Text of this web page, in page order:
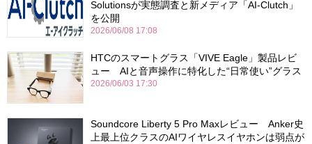
Solutionsが実態調査と新メディア「AI-Clutch」
を公開
2026/06/08 17:08
HTCのスマートグラス「VIVE Eagle」製品レビ
ュー AIと音声操作に特化した“日常使い”グラス
2026/06/03 17:30
Soundcore Liberty 5 Pro Maxレビュー Anker史
上最上位クラスのAIワイヤレスイヤホンは弱点が